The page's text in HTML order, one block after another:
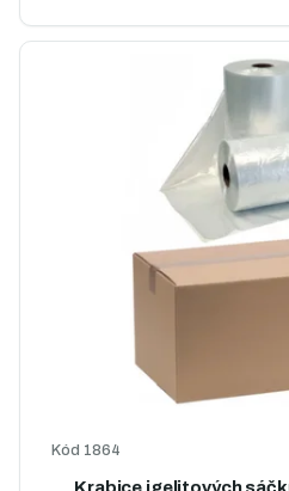
Krabice igelitových
Kód 1864